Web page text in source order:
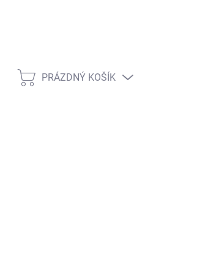
NÁKUPNÍ KOŠÍK
PRÁZDNÝ KOŠÍK